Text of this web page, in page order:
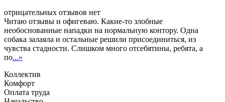
отрицательных отзывов нет
Читаю отзывы и офигеваю. Какие-то злобные
необоснованные нападки на нормальную контору. Одна
собака залаяла и остальные решили присоединиться, из
чувства стадности. Слишком много отсебятины, ребята, а
по...»
Коллектив
Комфорт
Оплата труда